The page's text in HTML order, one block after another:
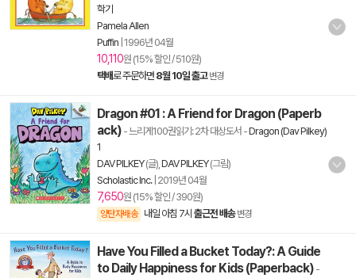
학기
Pamela Allen
Puffin 1996년 04월
10,110원 (15% 할인 / 510원)
택배로 주문하면 8월 10일 출고 변경
Dragon #01 : A Friend for Dragon (Paperb
ack) - 느리게100권읽기: 2차 대상도서 -Dragon (Dav Pilkey)
1
DAV PILKEY(글), DAV PILKEY(그림)
Scholastic Inc.| 2019년 04월
7,650원 (15% 할인 / 390원)
양탄자배송 내일 아침 7시 출근전 배송 변경
Have You Filled a Bucket Today?: A Guide
to Daily Happiness for Kids (Paperback) -